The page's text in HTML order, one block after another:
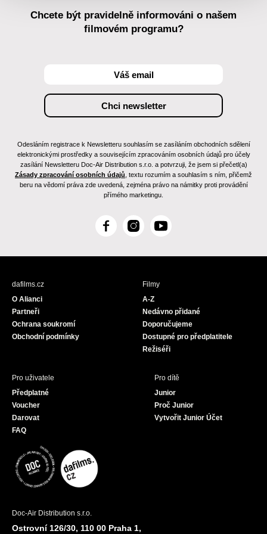
Chcete být pravidelně informováni o našem
filmovém programu?
Odesláním registrace k Newsletteru souhlasím se zasíláním obchodních sdělení
elektronickými prostředky a souvisejícím zpracováním osobních údajů pro účely
zasílání Newsletteru Doc-Air Distribution s.r.o. a potvrzuji, že jsem si přečetl(a)
Zásady zpracování osobních údajů , textu rozumím a souhlasím s ním, přičemž
beru na vědomí práva zde uvedená, zejména právo na námitky proti provádění
přímého marketingu.
F
c
I
s
Y
u
dafilms.cz
O Alianci
Partneři
Ochrana soukromí
Obchodní podmínky
Filmy
A-Z
Nedávno přidané
Doporučujeme
Dostupné pro předplatitele
Režiséři
Pro uživatele
Předplatné
Voucher
Darovat
FAQ
Pro dítě
Junior
Proč Junior
Vytvořit Junior Účet
Doc-Air Distribution s.r.o.
Ostrovní 126/30, 110 00 Praha 1,